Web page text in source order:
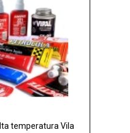
temperatura Vila